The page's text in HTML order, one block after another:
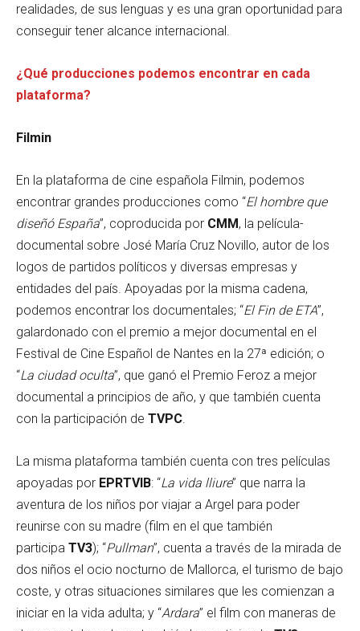
realidades, de sus lenguas y es una gran oportunidad para
conseguir tener alcance internacional.
¿Qué producciones podemos encontrar en cada
plataforma?
Filmin
En la plataforma de cine española Filmin, podemos
encontrar grandes producciones como “El hombre que
diseñó España”, coproducida por CMM, la película-
documental sobre José María Cruz Novillo, autor de los
logos de partidos políticos y diversas empresas y
entidades del país. Apoyadas por la misma cadena,
podemos encontrar los documentales; “El Fin de ETA”,
galardonado con el premio a mejor documental en el
Festival de Cine Español de Nantes en la 27ª edición; o
“La ciudad oculta”, que ganó el Premio Feroz a mejor
documental a principios de año, y que también cuenta
con la participación de TVPC
La misma plataforma también cuenta con tres películas
apoyadas por EPRTVIB: “La vida lliure” que narra la
aventura de los niños por viajar a Argel para poder
reunirse con su madre (film en el que también
participa TV3); “Pullman”, cuenta a través de la mirada de
dos niños el ocio nocturno de Mallorca, el turismo de bajo
coste, y otras situaciones similares que les comienzan a
iniciar en la vida adulta; y “Ardara” el film con maneras de